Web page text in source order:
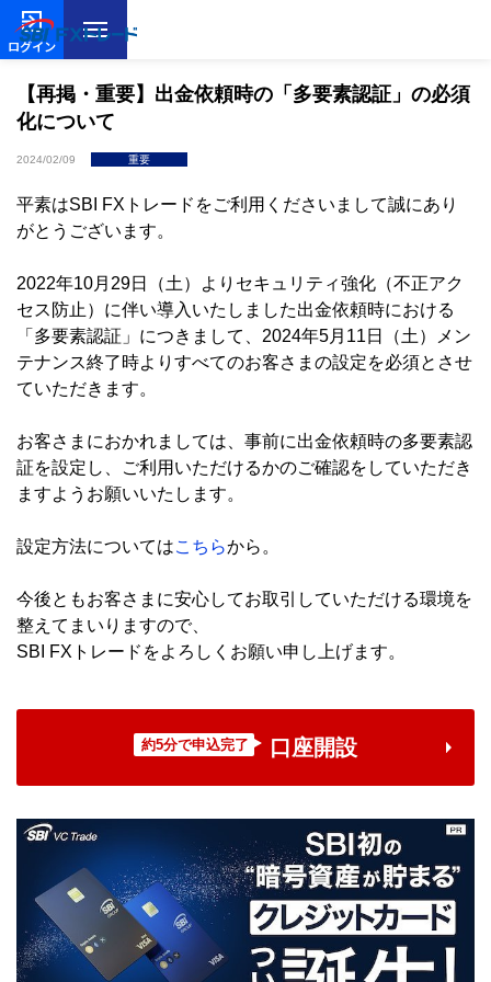
ログイン
【再掲・重要】出金依頼時の「多要素認証」の必須
化について
2024/02/09 重要
平素はSBI FXトレードをご利用くださいまして誠にあり
がとうございます。
2022年10月29日（土）よりセキュリティ強化（不正アク
セス防止）に伴い導入いたしました出金依頼時における
「多要素認証」につきまして、2024年5月11日（土）メン
テナンス終了時よりすべてのお客さまの設定を必須とさせ
ていただきます。
お客さまにおかれましては、事前に出金依頼時の多要素認
証を設定し、ご利用いただけるかのご確認をしていただき
ますようお願いいたします。
設定方法についてはこちらから。
今後ともお客さまに安心してお取引していただける環境を
整えてまいりますので、
SBI FXトレードをよろしくお願い申し上げます。
約5分で申込完了 口座開設